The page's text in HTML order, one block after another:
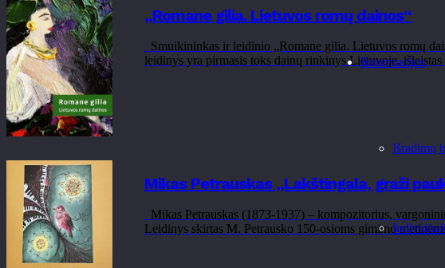
Rezervacijos
Išradimų
„Romane gilia. Lietuvos romų dainos“
Smuikininkas ir leidinio „Romane gilia. Lietuvos romų
leidinys yra pirmasis toks dainų rinkinys Lietuvoje,
Mikas Petrauskas „Lakštingala, graži
Mikas Petrauskas (1873-1937) – kompozitorius,
Leidinys skirtas M. Petrausko 150-osioms gimimo